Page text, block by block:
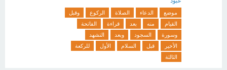
موضع الدعاء الصلاة الركوع
وقبل
القيام
منه بعد قراءة
الفاتحة
وسورة
السجود وبعد
التشهد
الأخير
قبل السلام الأول
للركعة
الثالثة